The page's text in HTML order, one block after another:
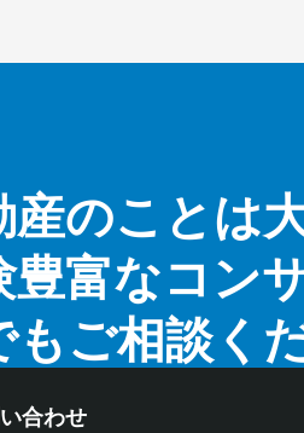
産のことは
豊富なコン
もご相談く
合わせ